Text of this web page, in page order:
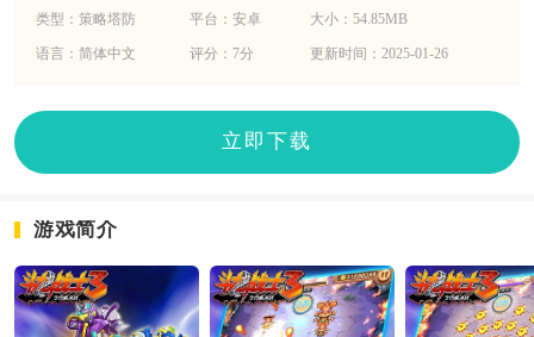
类型：策略塔防 平台：安卓 大小：54.85MB
语言：简体中文 评分：7分 更新时间：2025-01-26
立即下载
游戏简介